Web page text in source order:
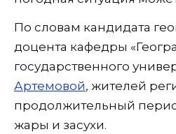
По словам кандидата
доцента кафедры
государственного
Артемовой, жителей
продолжительный
жары и засухи.